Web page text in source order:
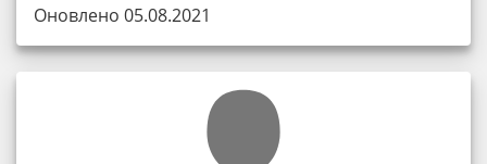
Оновлено 05.08.2021